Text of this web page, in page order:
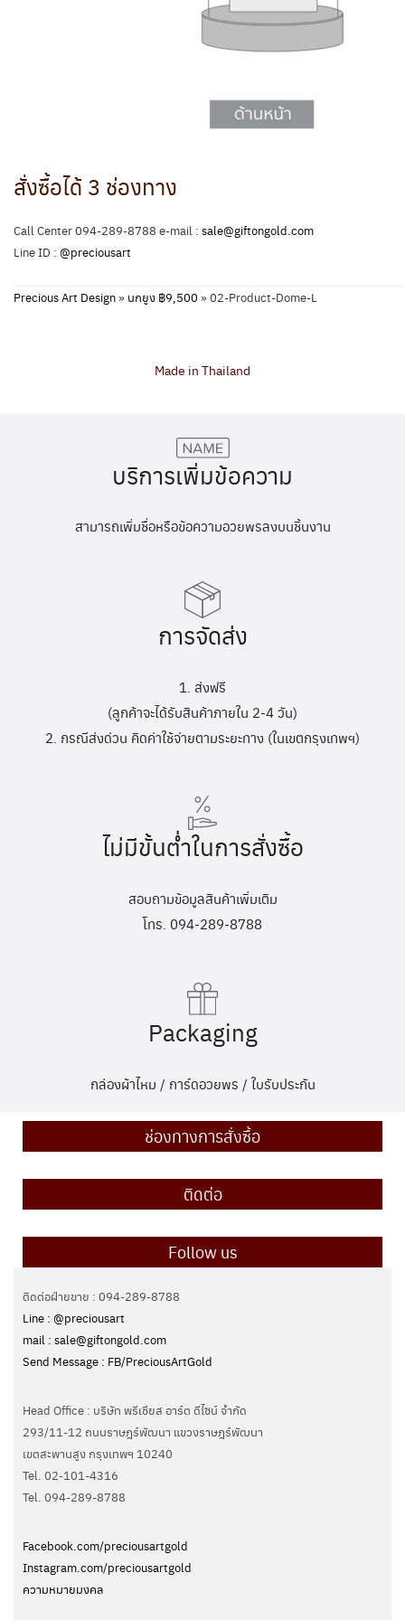
สั่งซื้อได้ 3 ช่องทาง
Call Center 094-289-8788 e-mail : sale@giftongold.com
Line ID : @preciousart
Precious Art Design» นกยูง ฿9,500 »02-Product-Dome-L
Made in Thailand
บริการเพิ่มข้อความ
สามารถเพิ่มชื่อหรือข้อความอวยพรลงบนชิ้นงาน
การจัดส่ง
1. ส่งฟรี
(ลูกค้าจะได้รับสินค้าภายใน 2-4 วัน)
2. กรณีส่งด่วน คิดค่าใช้จ่ายตามระยะทาง (ในเขตกรุงเทพฯ)
ไม่มีขั้นต่ำในการสั่งซื้อ
สอบถามข้อมูลสินค้าเพิ่มเติม
โทร. 094-289-8788
Packaging
กล่องผ้าไหม / การ์ดอวยพร / ใบรับประกัน
ช่องทางการสั่งซื้อ
ติดต่อ
Follow us
ติดต่อฝ่ายขาย : 094-289-8788
Line : @preciousart
mail : sale@giftongold.com
Send Message : FB/PreciousArtGold
Head Office : บริษัท พรีเชียส อาร์ต ดีไซน์ จำกัด
293/11-12 ถนนราษฎร์พัฒนา แขวงราษฎร์พัฒนา
เขตสะพานสูง กรุงเทพฯ 10240
Tel. 02-101-4316
Tel. ‭094-289-8788‬
Facebook.com/preciousartgold
Instagram.com/preciousartgold
ความหมายมงคล